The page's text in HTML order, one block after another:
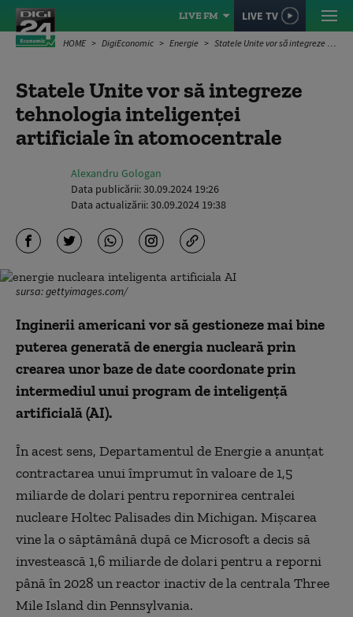
LIVE FM LIVE TV
HOME DigiEconomic Energie Statele Unite vor să integreze tehnologia inteligenței artificiale în atomocentrale
Statele Unite vor să integreze
tehnologia inteligenței
artificiale în atomocentrale
Alexandru Gologan
Data publicării:30.09.2024 19:26
Data actualizării:30.09.2024 19:38
sursa: gettyimages.com/
Inginerii americani vor să gestioneze mai bine
puterea generată de energia nucleară prin
crearea unor baze de date coordonate prin
intermediul unui program de inteligență
artificială (AI).
În acest sens, Departamentul de Energie a anunțat
contractarea unui împrumut în valoare de 1,5
miliarde de dolari pentru repornirea centralei
nucleare Holtec Palisades din Michigan. Mișcarea
vine la o săptămână după ce Microsoft a decis să
investească 1,6 miliarde de dolari pentru a reporni
până în 2028 un reactor inactiv de la centrala Three
Mile Island din Pennsylvania.